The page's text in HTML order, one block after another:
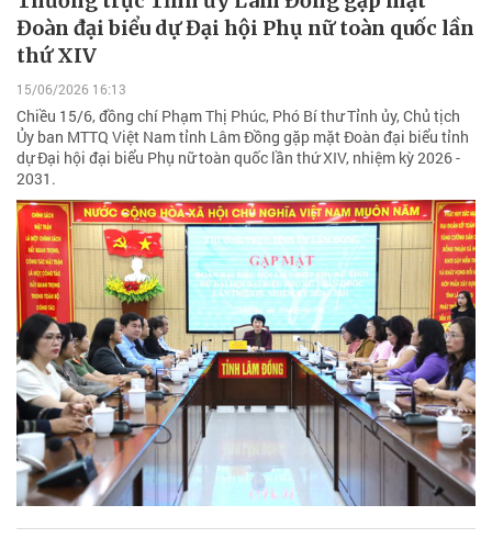
Đoàn đại biểu dự Đại hội Phụ nữ toàn quốc lần
thứ XIV
15/06/2026 16:13
Chiều 15/6, đồng chí Phạm Thị Phúc, Phó Bí thư Tỉnh ủy, Chủ tịch
Ủy ban MTTQ Việt Nam tỉnh Lâm Đồng gặp mặt Đoàn đại biểu tỉnh
dự Đại hội đại biểu Phụ nữ toàn quốc lần thứ XIV, nhiệm kỳ 2026 -
2031.